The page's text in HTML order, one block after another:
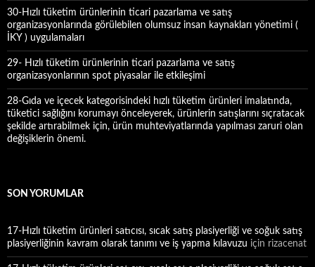
30-Hızlı tüketim ürünlerinin ticari pazarlama ve satış
organizasyonlarında görülebilen olumsuz insan kaynakları yönetimi (
İKY ) uygulamaları
29- Hızlı tüketim ürünlerinin ticari pazarlama ve satış
organizasyonlarının spot piyasalar ile etkileşimi
28-Gıda ve içecek kategorisindeki hızlı tüketim ürünleri imalatında,
tüketici sağlığını korumayı önceleyerek, ürünlerin satışlarını sıçratacak
şekilde artırabilmek için, ürün muhteviyatlarında yapılması zaruri olan
değişiklerin önemi.
SON YORUMLAR
17-Hızlı tüketim ürünleri satıcısı, sıcak satış plasiyerliği ve soğuk satış
plasiyerliğinin kavram olarak tanımı ve iş yapma kılavuzu için rizacenat